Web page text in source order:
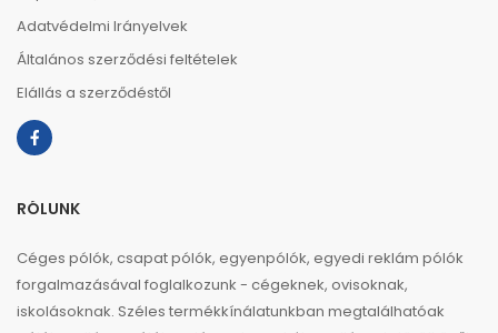
Adatvédelmi Irányelvek
Általános szerződési feltételek
Elállás a szerződéstől
RÓLUNK
Céges pólók, csapat pólók, egyenpólók, egyedi reklám pólók
forgalmazásával foglalkozunk - cégeknek, ovisoknak,
iskolásoknak. Széles termékkínálatunkban megtalálhatóak